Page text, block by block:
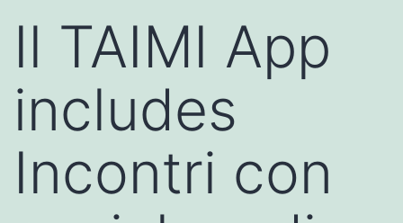
Il TAIMI App
includes
Incontri con